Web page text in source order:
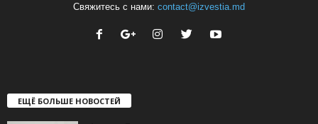
Свяжитесь с нами: contact@izvestia.md
ЕЩЁ БОЛЬШЕ НОВОСТЕЙ